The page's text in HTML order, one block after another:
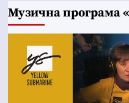
Музична програма